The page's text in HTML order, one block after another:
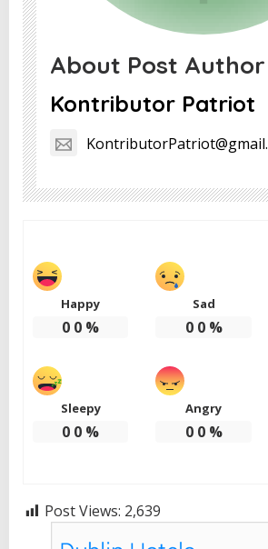
About Post Author
Kontributor Patriot
Happy
0 0 %
Sad
0 0%
Sleepy
0 0 %
Angry
0 0%
Post Views: 2,639